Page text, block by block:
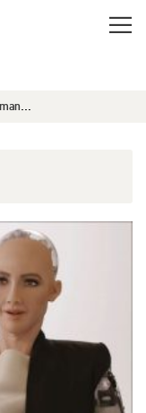
studenta...